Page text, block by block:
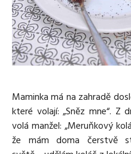
Maminka má na zahradě
které volají: „Sněz mne“. Z
volá manžel: „Meruňkový
že mám doma čerstvě